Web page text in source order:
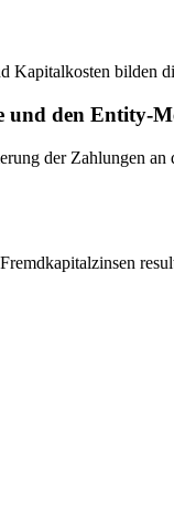
Kapitalkosten bilden
und den Entity-
der Zahlungen